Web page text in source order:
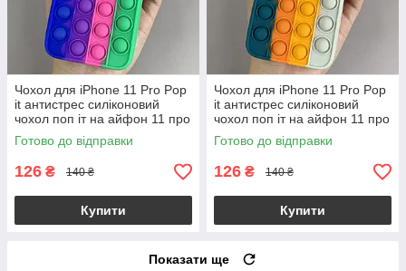
Чохол для iPhone 11 Pro Pop
it антистрес силіконовий
чохол поп іт на айфон 11 про
синій зелений ORG 7
Готово до відправки
126 ₴ 140 ₴
Купити
Чохол для iPhone 11 Pro Pop
it антистрес силіконовий
чохол поп іт на айфон 11 про
зелений білий ORG 8
Готово до відправки
126 ₴ 140 ₴
Купити
Показати ще